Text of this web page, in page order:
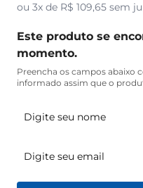
ou 3x de R$ 109,65 sem
Este produto se
momento.
Preencha os campos abaixo
informado assim que o